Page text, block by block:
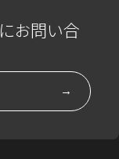
お問い合